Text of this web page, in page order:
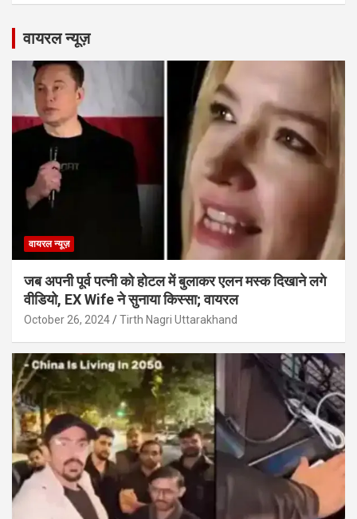
वायरल न्यूज़
वायरल न्यूज़
जब अपनी पूर्व पत्नी को होटल में बुलाकर एलन मस्क दिखाने लगे
वीडियो, EX Wife ने सुनाया किस्सा; वायरल
October 26, 2024 Tirth Nagri Uttarakhand